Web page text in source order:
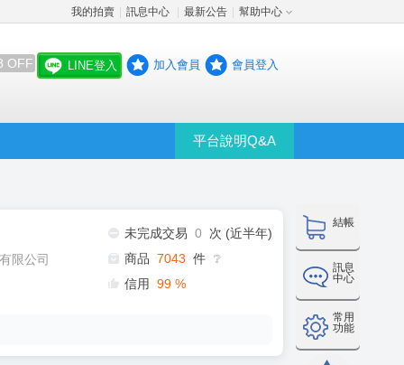
我的拍賣 訊息中心 最新公告 幫助中心
OFF LINE登入 加入會員 會員登入
平台說明Q&A
結帳
訊息
中心
常用
功能
限公司
未完成交易 0
次 (近半年)
商品 7043 件 ❔
信用 99 %